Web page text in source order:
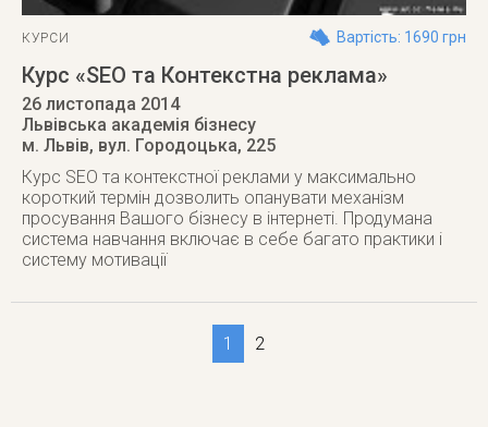
КУРСИ Вартість: 1690 грн
Курс «SEO та Контекстна реклама»
26 листопада 2014
Львівська академія бізнесу
м. Львів, вул. Городоцька, 225
Курс SEO та контекстної реклами у максимально
короткий термін дозволить опанувати механізм
просування Вашого бізнесу в інтернеті. Продумана
система навчання включає в себе багато практики і
систему мотивації
1 2